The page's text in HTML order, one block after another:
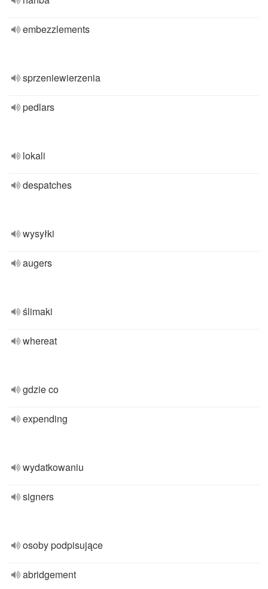
embezzlements
sprzeniewierzenia
pedlars
lokali
despatches
wysyłki
augers
ślimaki
whereat
gdzie co
expending
wydatkowaniu
signers
osoby podpisujące
abridgement